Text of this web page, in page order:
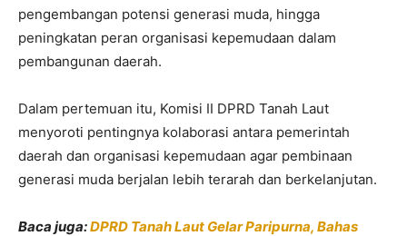
pengembangan potensi generasi muda, hingga
peningkatan peran organisasi kepemudaan dalam
pembangunan daerah.
Dalam pertemuan itu, Komisi II DPRD Tanah Laut
menyoroti pentingnya kolaborasi antara pemerintah
daerah dan organisasi kepemudaan agar pembinaan
generasi muda berjalan lebih terarah dan berkelanjutan.
Baca juga:DPRD Tanah Laut Gelar Paripurna, Bahas